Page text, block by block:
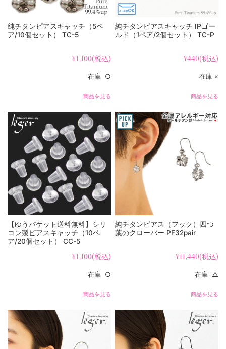
純チタンピアスキャッチ（5ペ
ア/10個セット） TC-5
¥1,100(税込)
在庫 ○
商品を見る
純チタンピアスキャッチ IPゴー
ルド（1ペア/2個セット） TC-P
¥440(税込)
在庫 ×
商品を見る
【ゆうパケット送料無料】シリ
コン製ピアスキャッチ（10ペ
ア/20個セット） CC-5
¥1,100(税込)
在庫 ○
商品を見る
純チタンピアス（フック）四つ
葉のクローバー PF32pair
¥11,440(税込)
在庫 △
商品を見る